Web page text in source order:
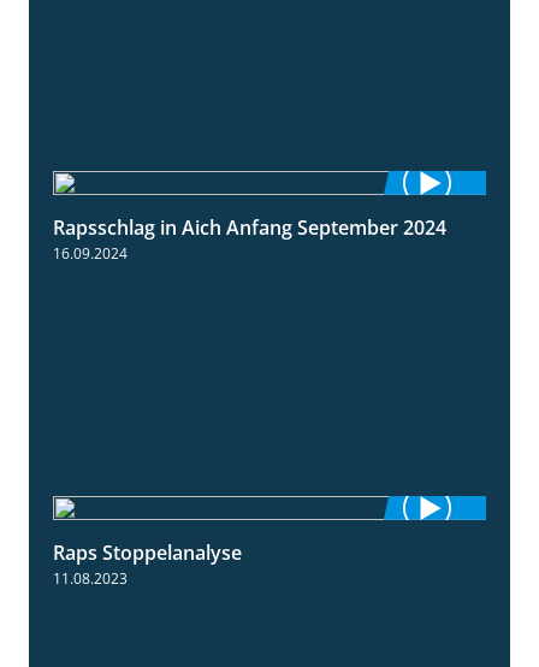
1:50
Rapsschlag in Aich Anfang September 2024
16.09.2024
Raps Stoppelanalyse
11.08.2023